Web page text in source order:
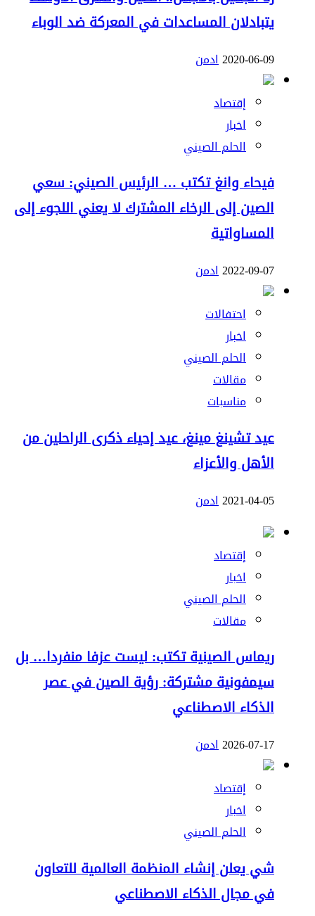
يتبادلان المساعدات في المعركة ضد الوباء
2020-06-09ادمن
إقتصاد
اخبار
الحلم الصيني
فيحاء وانغ تكتب … الرئيس الصيني: سعي
الصين إلى الرخاء المشترك لا يعني اللجوء إلى
المساواتية
2022-09-07ادمن
احتفالات
اخبار
الحلم الصيني
مقالات
مناسبات
عيد تشينغ مينغ، عيد إحياء ذكرى الراحلين من
الأهل والأعزاء
2021-04-05ادمن
إقتصاد
اخبار
الحلم الصيني
مقالات
ريماس الصينية تكتب: ليست عزفا منفردا… بل
سيمفونية مشتركة: رؤية الصين في عصر
الذكاء الاصطناعي
2026-07-17ادمن
إقتصاد
اخبار
الحلم الصيني
شي يعلن إنشاء المنظمة العالمية للتعاون
في مجال الذكاء الاصطناعي